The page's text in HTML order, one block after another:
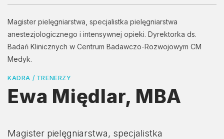
Magister pielęgniarstwa, specjalistka pielęgniarstwa
anestezjologicznego i intensywnej opieki. Dyrektorka ds.
Badań Klinicznych w Centrum Badawczo-Rozwojowym CM
Medyk.
KADRA / TRENERZY
Ewa Międlar, MBA
Magister pielęgniarstwa, specjalistka